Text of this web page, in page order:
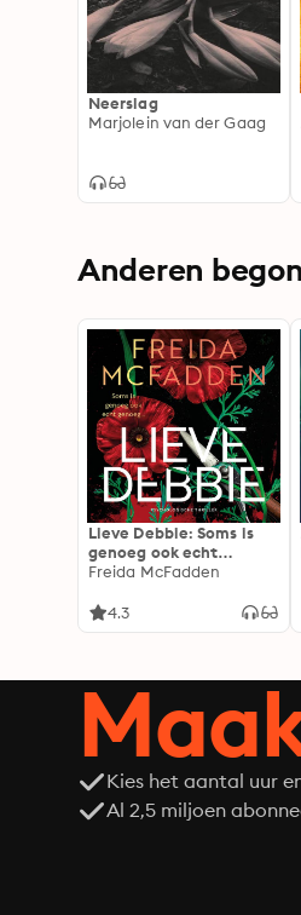
Neerslag
Marjolein van der Gaag
Anderen
Lieve Debbie: Soms is
genoeg ook echt
genoeg...
Freida McFadden
4.3
Kies het aantal uur
Al 2,5 miljoen